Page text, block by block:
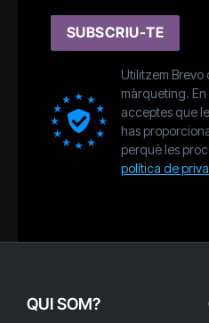
SUBSCRIU-TE
Utilitzem Brevo
màrqueting.
acceptes que
has
perquè les
política de
QUI SOM?